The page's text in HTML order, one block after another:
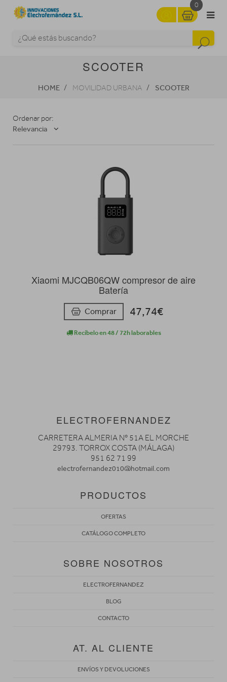
0
SCOOTER
HOME MOVILIDAD URBANA SCOOTER
Ordenar por:
Relevancia
Xiaomi MJCQB06QW compresor de aire
Batería
Comprar 47,74€
Recíbelo en 48 / 72h laborables
ELECTROFERNANDEZ
CARRETERA ALMERIA Nº 51A EL MORCHE
29793. TORROX COSTA (MÁLAGA)
951 62 71 99
electrofernandez010@hotmail.com
PRODUCTOS
OFERTAS
CATÁLOGO COMPLETO
SOBRE NOSOTROS
ELECTROFERNANDEZ
BLOG
CONTACTO
AT. AL CLIENTE
ENVÍOS Y DEVOLUCIONES